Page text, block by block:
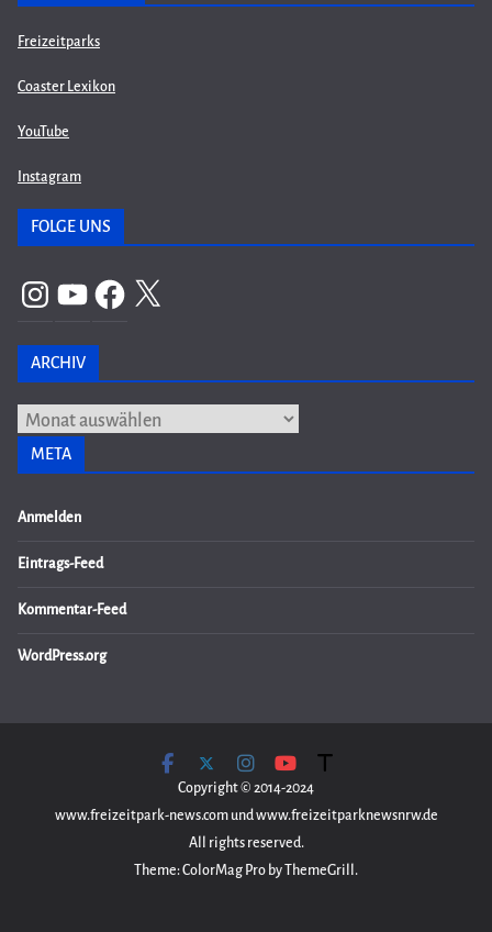
Freizeitparks
Coaster Lexikon
YouTube
Instagram
FOLGE UNS
InstagramYouTubeFacebook
X
ARCHIV
Archiv
META
Anmelden
Eintrags-Feed
Kommentar-Feed
WordPress.org
Copyright © 2014-2024
www.freizeitpark-news.com und www.freizeitparknewsnrw.de
All rights reserved.
Theme: ColorMag Pro by ThemeGrill.